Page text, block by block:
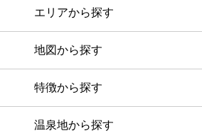
エリアから探す
地図から探す
特徴から探す
温泉地から探す